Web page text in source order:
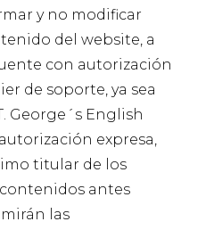
y no modificar
del website, a
con autorización
de soporte, ya sea
George´s English
expresa,
titular de los
antes
las